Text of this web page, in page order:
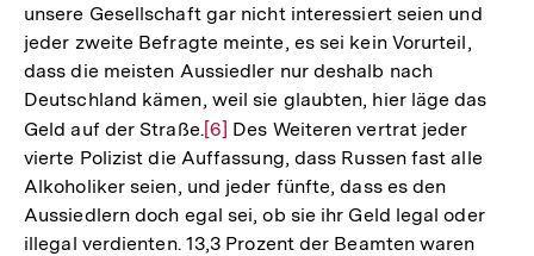
unsere Gesellschaft gar nicht interessiert seien und
jeder zweite Befragte meinte, es sei kein Vorurteil,
dass die meisten Aussiedler nur deshalb nach
Deutschland kämen, weil sie glaubten, hier läge das
Geld auf der Straße.Zur
Auflösung
der
Fußnote
[6] Des Weiteren vertrat jeder
vierte Polizist die Auffassung, dass Russen fast alle
Alkoholiker seien, und jeder fünfte, dass es den
Aussiedlern doch egal sei, ob sie ihr Geld legal oder
illegal verdienten. 13,3 Prozent der Beamten waren